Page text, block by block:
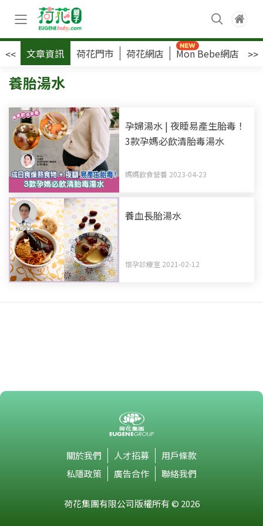
<< 文章資訊 荷花門市 荷花網店 Mon Bebe網店 >>
養胎湯水
孕婦湯水 | 夜睡易產生胎毒！
3款孕媽必飲清胎毒湯水
媽媽飲食營養 2023-04-23
養血長胎湯水
懷孕診療室 2021-02-12
關於我們 人才招募
用戶條款
私隱政策
廣告合作 聯絡我們
荷花集團有限公司版權所有 © 2026